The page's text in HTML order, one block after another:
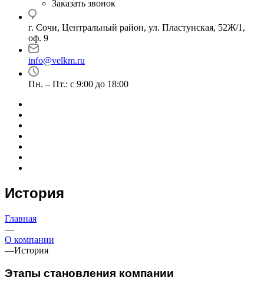
Заказать звонок
г. Сочи, Центральный район, ул. Пластунская, 52Ж/1,
оф. 9
info@velkm.ru
Пн. – Пт.: с 9:00 до 18:00
История
Главная
—
О компании
—История
Этапы становления компании